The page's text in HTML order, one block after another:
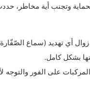
وتجنب أية مخاطر، حددت
أي تهديد (سماع
بشكل كامل.
على الفور والتوجه